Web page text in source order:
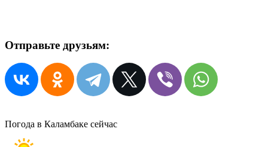
Отправьте друзьям:
Погода в Каламбаке сейчас